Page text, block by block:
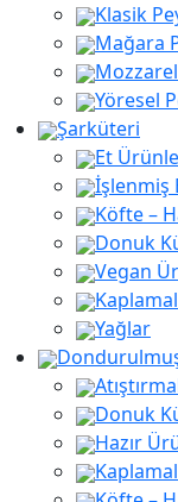
Klasik
Mağara
Yöresel
Şarküteri
Et
İşlenmiş
Köfte –
Donuk
Vegan
Yağlar
Donuk
Hazır